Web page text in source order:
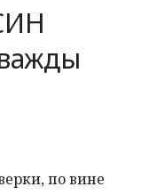
по вине